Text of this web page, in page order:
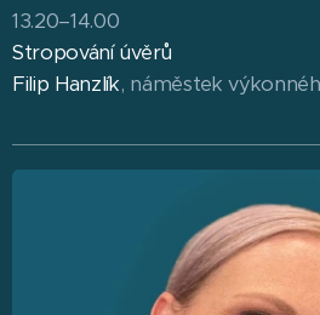
13.20–14.00
Stropování úvěrů
Filip Hanzlík, náměstek